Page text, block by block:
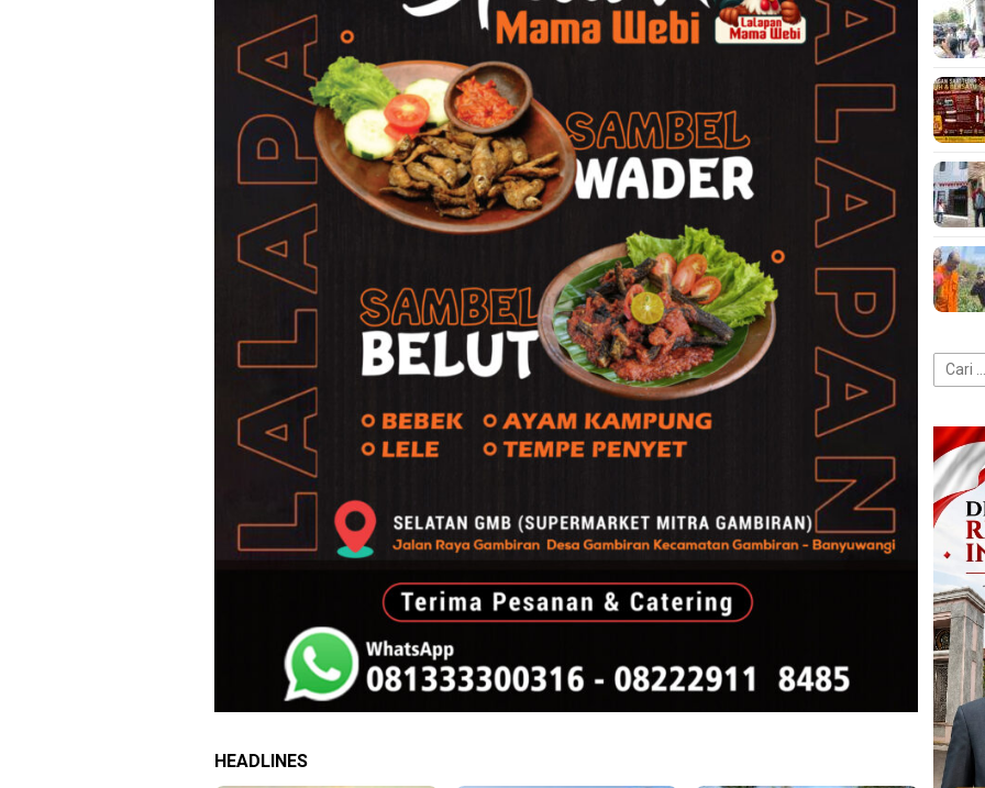
HEADLINES
Cari
untuk: